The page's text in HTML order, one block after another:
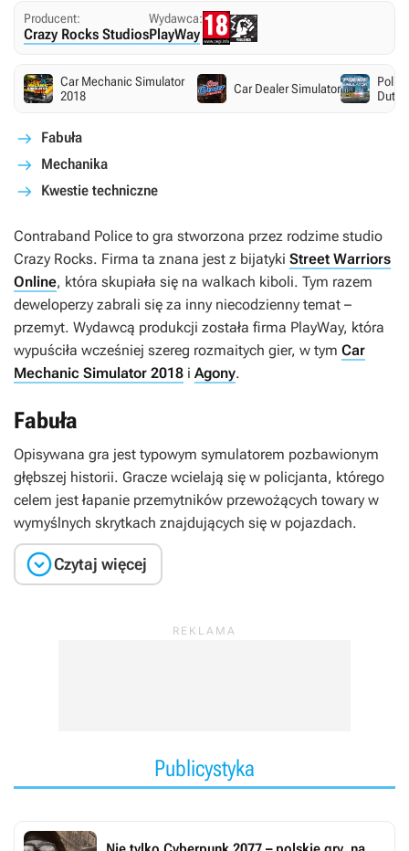
Producent:
Crazy Rocks Studios
Wydawca:
PlayWay
Car Mechanic Simulator
2018
Car Dealer Simulator
Duty
Fabuła
Mechanika
Kwestie techniczne
Contraband Police to gra stworzona przez rodzime studio
Crazy Rocks. Firma ta znana jest z bijatyki Street Warriors
Online, która skupiała się na walkach kiboli. Tym razem
deweloperzy zabrali się za inny niecodzienny temat –
przemyt. Wydawcą produkcji została firma PlayWay, która
wypuściła wcześniej szereg rozmaitych gier, w tym Car
Mechanic Simulator 2018 i Agony.
Fabuła
Opisywana gra jest typowym symulatorem pozbawionym
głębszej historii. Gracze wcielają się w policjanta, którego
celem jest łapanie przemytników przewożących towary w
wymyślnych skrytkach znajdujących się w pojazdach.
Czytaj więcej
Publicystyka